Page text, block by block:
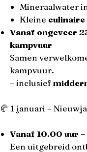
Mineraalwater
Kleine culinaire
Vanaf ongeveer
kampvuur
Samen
kampvuur.
– inclusief
🥐 1 januari –
Vanaf 10.00 uur
Een uitgebreid